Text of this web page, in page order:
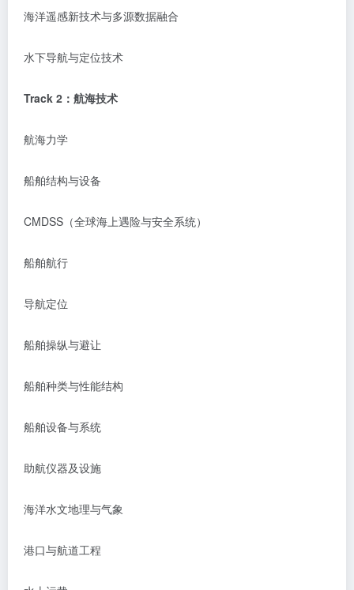
海洋遥感新技术与多源数据融合
水下导航与定位技术
Track 2：航海技术
航海力学
船舶结构与设备
CMDSS（全球海上遇险与安全系统）
船舶航行
导航定位
船舶操纵与避让
船舶种类与性能结构
船舶设备与系统
助航仪器及设施
海洋水文地理与气象
港口与航道工程